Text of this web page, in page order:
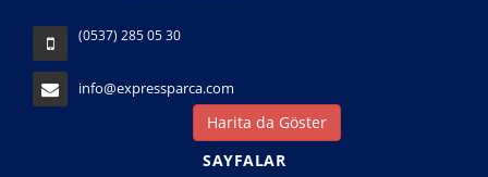
(0537) 285 05 30
info@expressparca.com
Harita da Göster
SAYFALAR